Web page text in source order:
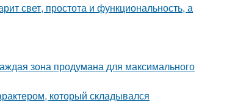
свет, простота и функциональность, а
зона продумана для максимального
который складывался